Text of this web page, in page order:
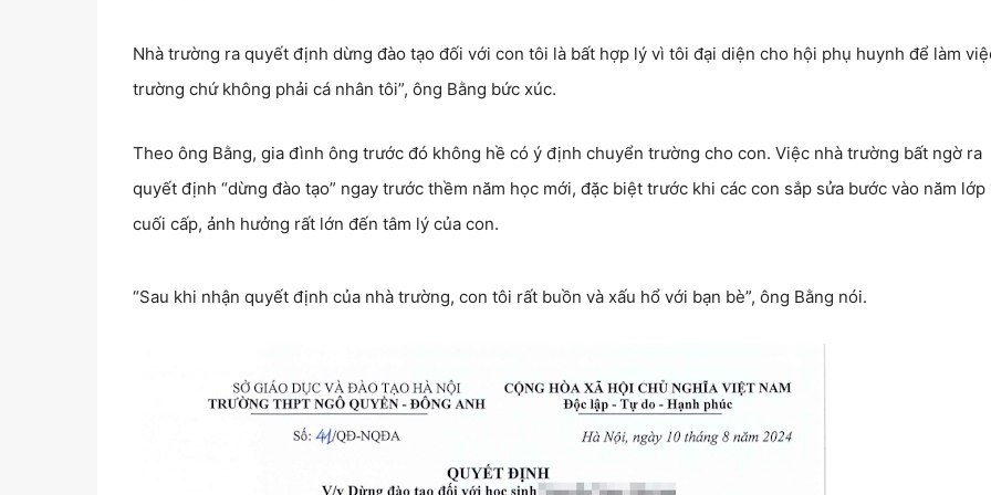
Nhà trường ra quyết định dừng đào tạo đối với con tôi là bất hợp lý vì tôi đại diện cho hội phụ huynh để làm
trường chứ không phải cá nhân tôi”, ông Bằng bức xúc.
Theo ông Bằng, gia đình ông trước đó không hề có ý định chuyển trường cho con. Việc nhà trường bất ngờ ra
quyết định “dừng đào tạo” ngay trước thềm năm học mới, đặc biệt trước khi các con sắp sửa bước vào năm lớp
cuối cấp, ảnh hưởng rất lớn đến tâm lý của con.
“Sau khi nhận quyết định của nhà trường, con tôi rất buồn và xấu hổ với bạn bè”, ông Bằng nói.